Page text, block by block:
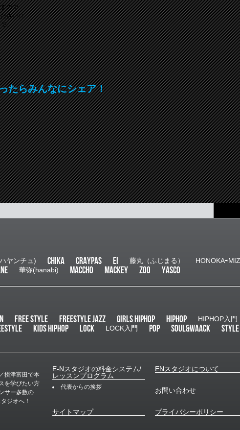
ので、
さい↑↑
。
たらみんなにシェア！
E-N
の開
月５
東区
E–N
お知
未分
謹賀
新年
変お
一つ
笑顔
変わ
NEW
お知
未分
NEW
POP
「
とし
着７
お知
スや
まし
ヤンチュ) CHIKA CRAYPAS EI 藤丸（ふじまる）
華弥(hanabi) MACCHO MACKEY ZOO YASCO
FREE STYLE FREESTYLE JAZZ GIRLS HIPHOP HIPHOP HIPHOP入門
KIDS HIPHOP LOCK LOCK入門 POP SOUL&WAACK
摂津富田で本
を学びたい方
サー多数の
ジオへ！
E-Nスタジオの料金システム/
レッスンプログラム
代表からの挨拶
ENスタジオについて
お問い合わせ
サイトマップ
プライバシーポリシー